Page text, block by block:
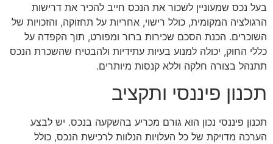
בעל נכס שמעוניין לשכור את הנכס חייב להכיר את דרישות
הרגולציה המקומית, כולל רישוי, אחריות על תחזוקה, והזכויות של
השוכרים. הכנת הסכם שכירות ברור ומפורט, תוך הקפדה על
כללי החוק, יכולה למנוע בעיות עתידיות ולהבטיח שהשכרת הנכס
תתנהל בצורה חלקה וללא קנסות מיותרים.
תכנון פיננסי ותקציב
תכנון פיננסי נכון הוא גורם מכריע בהשקעה בנכס. יש לבצע
הערכה מדויקת של כל העלויות הנלוות לרכישת הנכס, כולל